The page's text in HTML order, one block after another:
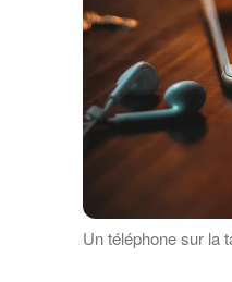
Un téléphone sur la